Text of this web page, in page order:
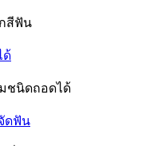
สีฟัน
ชนิดถอดได้